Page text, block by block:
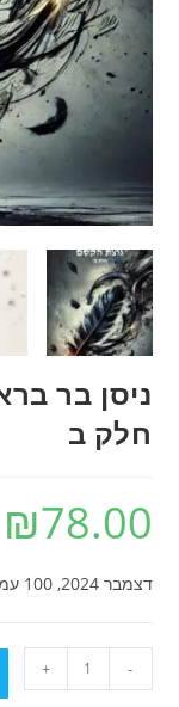
ניסן בר
חלק ב
₪78.00
דצמבר 2024, 100 עמ’, כריכה רכה
של
-
+